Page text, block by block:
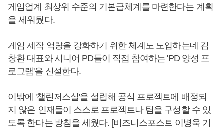
게임업계 최상위 수준의 기본급체계를 마련한다는 계획
을 세워뒀다.
게임 제작 역량을 강화하기 위한 체계도 도입하는데 김
창환 대표와 시니어 PD들이 직접 참여하는 'PD 양성 프
로그램'을 신설한다.
이밖에 '챌린저스실'을 설립해 공식 프로젝트에 배정되
지 않은 인재들이 스스로 프로젝트나 팀을 구성할 수 있
도록 한다는 방침을 세웠다. [비즈니스포스트 이병욱 기